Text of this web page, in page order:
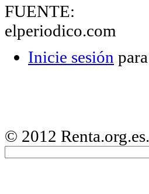
FUENTE:
elperiodico.com
Inicie sesión
© 2012 Renta.org.es